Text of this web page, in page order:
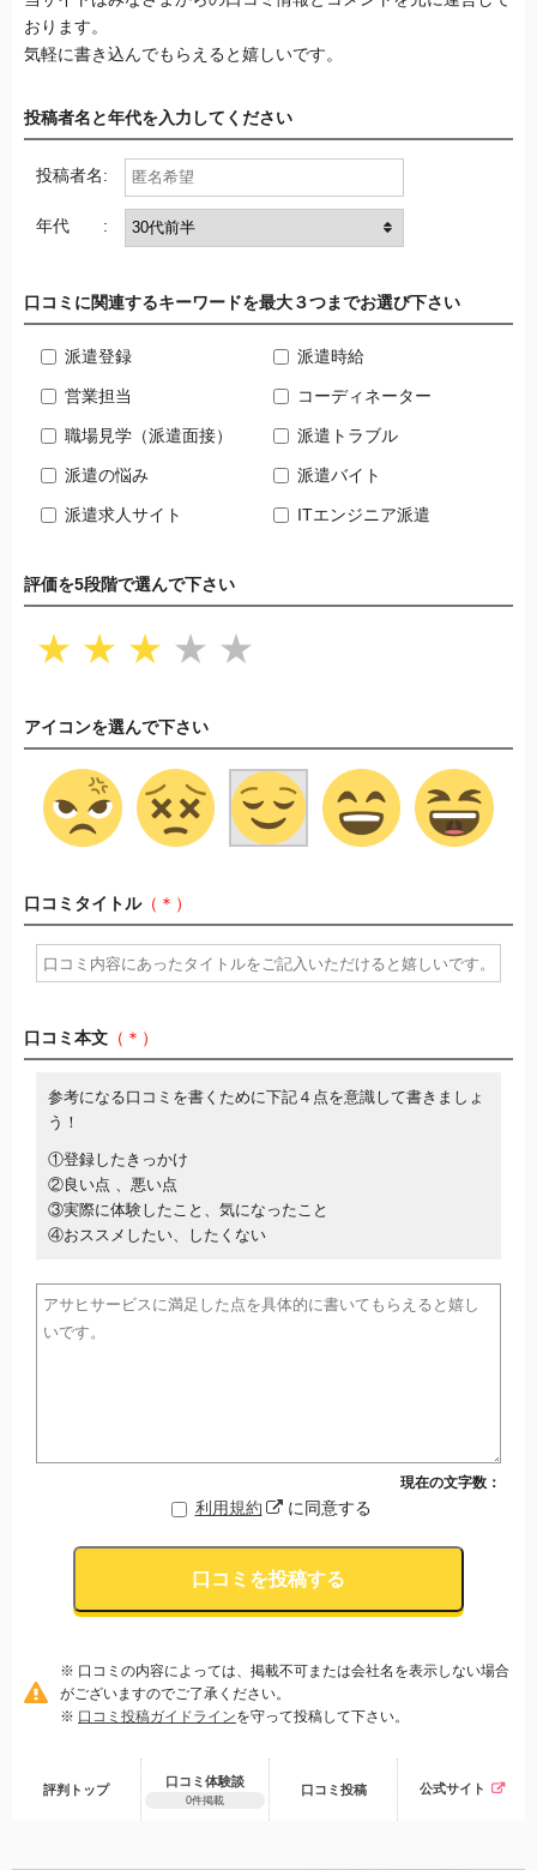
おります。
気軽に書き込んでもらえると嬉しいです。
投稿者名と年代を入力してください
投稿者名:
年代 :
口コミに関連するキーワードを最大３つまでお選び下さい
派遣登録 派遣時給
営業担当 コーディネーター
職場見学（派遣面接） 派遣トラブル
派遣の悩み 派遣バイト
派遣求人サイト ITエンジニア派遣
評価を5段階で選んで下さい
★ ★ ★ ★ ★
アイコンを選んで下さい
口コミタイトル（＊）
口コミ本文 （＊）
参考になる口コミを書くために下記４点を意識して書きましょ
う！
①登録したきっかけ
②良い点 、悪い点
③実際に体験したこと、気になったこと
④おススメしたい、したくない
現在の文字数：
利用規約 に同意する
口コミを投稿する
※ 口コミの内容によっては、掲載不可または会社名を表示しない場合
がございますのでご了承ください。
※ 口コミ投稿ガイドラインを守って投稿して下さい。
評判トップ
口コミ体験談
0件掲載
口コミ 投稿 公式サイト